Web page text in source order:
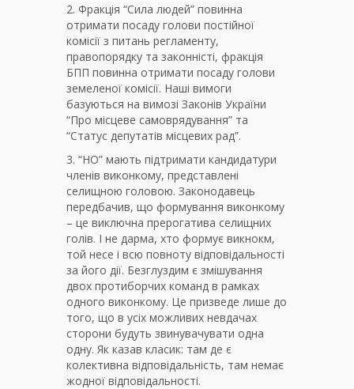
2. Фракція “Сила людей” повинна
отримати посаду голови постійної
комісії з питань регламенту,
правопорядку та законністі, фракція
БПП повинна отримати посаду голови
земеленої комісії. Наші вимоги
базуються на вимозі Законів України
“Про місцеве самоврядування” та
“Статус депутатів місцевих рад”.
3. “НО” мають підтримати кандидатури
членів виконкому, представлені
селищною головою. Законодавець
передбачив, що формування виконкому
– це виключна прерогатива селищних
голів. І не дарма, хто формує викнокм,
той несе і всю повноту відповідальності
за його дії. Безглуздим є змішування
двох протиборчих команд в рамках
одного виконкому. Це призведе лише до
того, що в усіх можливих невдачах
сторони будуть звинувачувати одна
одну. Як казав класик: там де є
колективна відповідальність, там немає
жодної відповідальності.